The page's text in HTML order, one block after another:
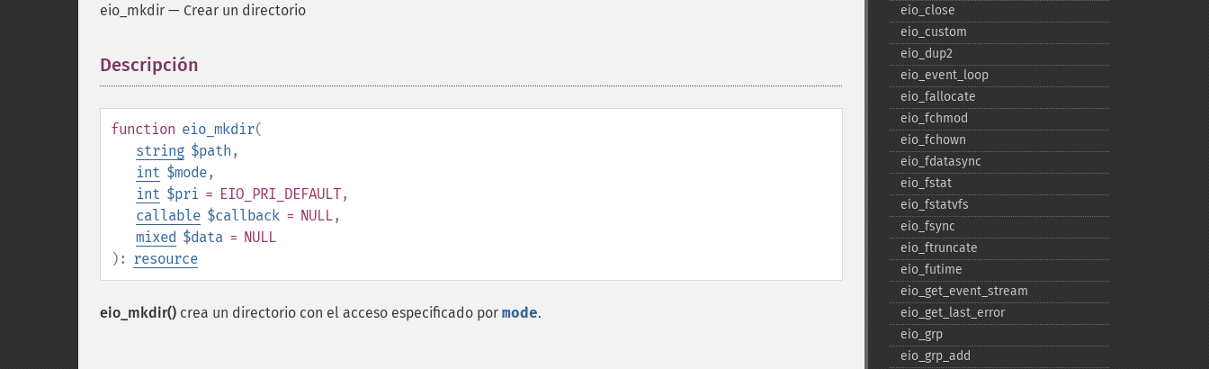
eio_mkdir — Crear un directorio
Descripción
function eio_mkdir(
string $path ,
int $mode,
int $pri = EIO_PRI_DEFAULT,
callable $callback = NULL,
mixed $data = NULL
): resource
eio_mkdir() crea un directorio con el acceso especificado por mode.
eio_​close
eio_​custom
eio_​dup2
eio_​event_​loop
eio_​fallocate
eio_​fchmod
eio_​fchown
eio_​fdatasync
eio_​fstat
eio_​fstatvfs
eio_​fsync
eio_​ftruncate
eio_​futime
eio_​get_​event_​stream
eio_​get_​last_​error
eio_​grp
eio_​grp_​add